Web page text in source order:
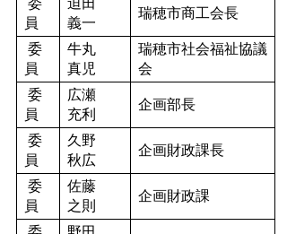
委
員
迫田
義一
瑞穂市商工会長
委
員
牛丸
真児
瑞穂市社会福祉協議
会
委
員
広瀬
充利
企画部長
委
員
久野
秋広
企画財政課長
委
員
佐藤
之則
企画財政課